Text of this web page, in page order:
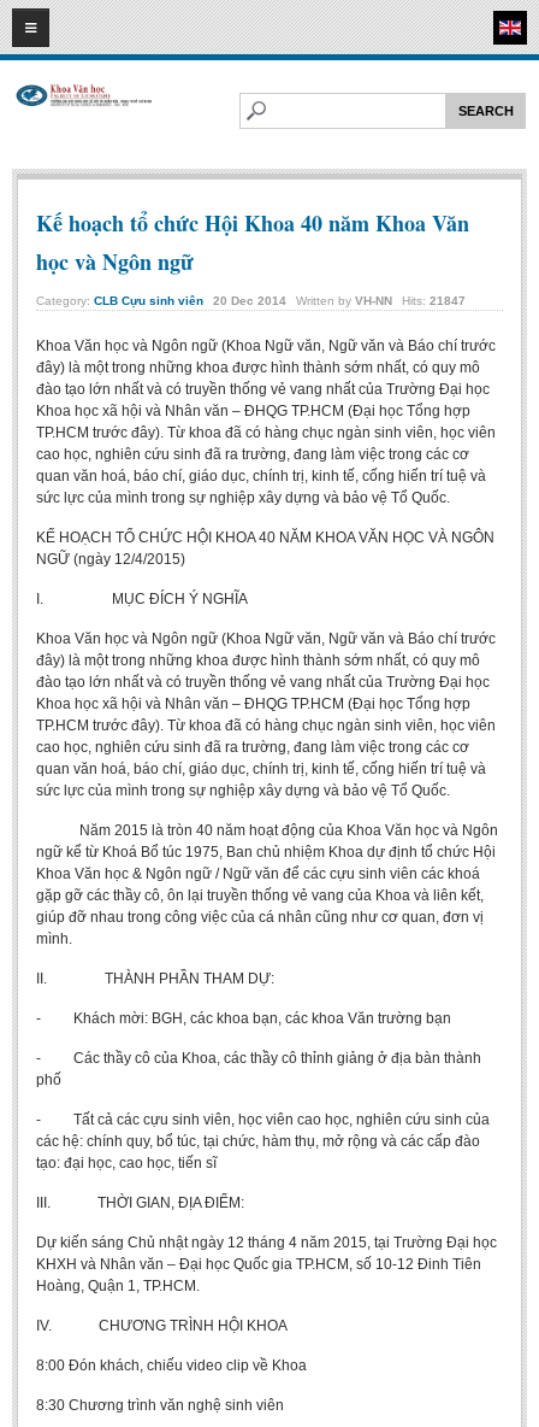
08 2026
HOME
Faculty of Literature
Department of Sinology-Nom Studies
Department of Arts Studies
Center of Sinology and Nom Studies
Images - Events
Undergraduate: Regular Degree
Undergraduate: Honor Degree
Postgraduate
LITERARY WRITINGS & TRANSLATING
RESEARCH
Sinology & Nom
Vietnamese Folk Culture
Literary Theory & Criticism
Vietnamese Literature
Culture - History - Philosophy
Education
CONFERENCE
Studies on Vietnamese and Korean Literature and Films
East-Asian region
Studies on Sinology & Nom
Vietnamese and Japanese Literature Viewed from an East Asian
Kế hoạch tổ chức Hội Khoa 40 năm Khoa Văn
học và Ngôn ngữ
Category: CLB Cựu sinh viên 20 Dec 2014 Written by VH-NN Hits: 21847
Khoa Văn học và Ngôn ngữ (Khoa Ngữ văn, Ngữ văn và Báo chí trước
đây) là một trong những khoa được hình thành sớm nhất, có quy mô
đào tạo lớn nhất và có truyền thống vẻ vang nhất của Trường Đại học
Khoa học xã hội và Nhân văn – ĐHQG TP.HCM (Đại học Tổng hợp
TP.HCM trước đây). Từ khoa đã có hàng chục ngàn sinh viên, học viên
cao học, nghiên cứu sinh đã ra trường, đang làm việc trong các cơ
quan văn hoá, báo chí, giáo dục, chính trị, kinh tế, cống hiến trí tuệ và
sức lực của mình trong sự nghiệp xây dựng và bảo vệ Tổ Quốc.
KẾ HOẠCH TỔ CHỨC HỘI KHOA 40 NĂM KHOA VĂN HỌC VÀ NGÔN
NGỮ (ngày 12/4/2015)
I. MỤC ĐÍCH Ý NGHĨA
Khoa Văn học và Ngôn ngữ (Khoa Ngữ văn, Ngữ văn và Báo chí trước
đây) là một trong những khoa được hình thành sớm nhất, có quy mô
đào tạo lớn nhất và có truyền thống vẻ vang nhất của Trường Đại học
Khoa học xã hội và Nhân văn – ĐHQG TP.HCM (Đại học Tổng hợp
TP.HCM trước đây). Từ khoa đã có hàng chục ngàn sinh viên, học viên
cao học, nghiên cứu sinh đã ra trường, đang làm việc trong các cơ
quan văn hoá, báo chí, giáo dục, chính trị, kinh tế, cống hiến trí tuệ và
sức lực của mình trong sự nghiệp xây dựng và bảo vệ Tổ Quốc.
Năm 2015 là tròn 40 năm hoạt động của Khoa Văn học và Ngôn
ngữ kể từ Khoá Bổ túc 1975, Ban chủ nhiệm Khoa dự định tổ chức Hội
Khoa Văn học & Ngôn ngữ / Ngữ văn để các cựu sinh viên các khoá
gặp gỡ các thầy cô, ôn lại truyền thống vẻ vang của Khoa và liên kết,
giúp đỡ nhau trong công việc của cá nhân cũng như cơ quan, đơn vị
mình.
II. THÀNH PHẦN THAM DỰ:
- Khách mời: BGH, các khoa bạn, các khoa Văn trường bạn
- Các thầy cô của Khoa, các thầy cô thỉnh giảng ở địa bàn thành
phố
- Tất cả các cựu sinh viên, học viên cao học, nghiên cứu sinh của
các hệ: chính quy, bổ túc, tại chức, hàm thụ, mở rộng và các cấp đào
tạo: đại học, cao học, tiến sĩ
III. THỜI GIAN, ĐỊA ĐIỂM:
Dự kiến sáng Chủ nhật ngày 12 tháng 4 năm 2015, tại Trường Đại học
KHXH và Nhân văn – Đại học Quốc gia TP.HCM, số 10-12 Đinh Tiên
Hoàng, Quận 1, TP.HCM.
IV. CHƯƠNG TRÌNH HỘI KHOA
8:00 Đón khách, chiếu video clip về Khoa
8:30 Chương trình văn nghệ sinh viên